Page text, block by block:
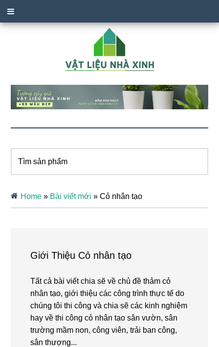
sản
Home » Bài viết mới »Cỏ nhân tạo
Giới Thiệu Cỏ nhân tạo
Tất cả bài viết chia sẽ về chủ đề thảm cỏ
nhân tạo, giới thiệu các công trình thực tế do
chúng tôi thi công và chia sẽ các kinh nghiệm
hay về thi công cỏ nhân tạo sân vườn, sân
trường mầm non, công viên, trải ban công,
sân thượng...